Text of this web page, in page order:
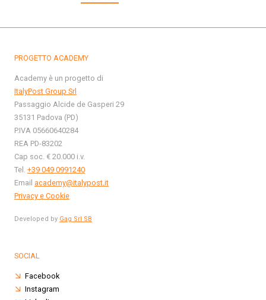
PROGETTO ACADEMY
Academy è un progetto di
ItalyPost Group Srl
Passaggio Alcide de Gasperi 29
35131 Padova (PD)
P.IVA 05660640284
REA PD-83202
Cap soc. € 20.000 i.v.
Tel. +39 049 0991240
Email academy@italypost.it
Privacy e Cookie
Developed by Gag Srl SB
SOCIAL
Facebook
Instagram